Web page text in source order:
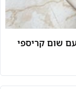
שום קריספי